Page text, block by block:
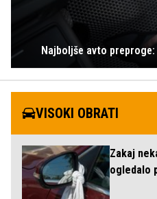
Najboljše avto
VISOKI OBRATI
Zakaj
ogledalo